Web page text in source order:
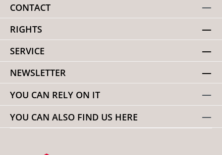
CONTACT
RIGHTS
SERVICE
NEWSLETTER
YOU CAN RELY ON IT
YOU CAN ALSO FIND US HERE